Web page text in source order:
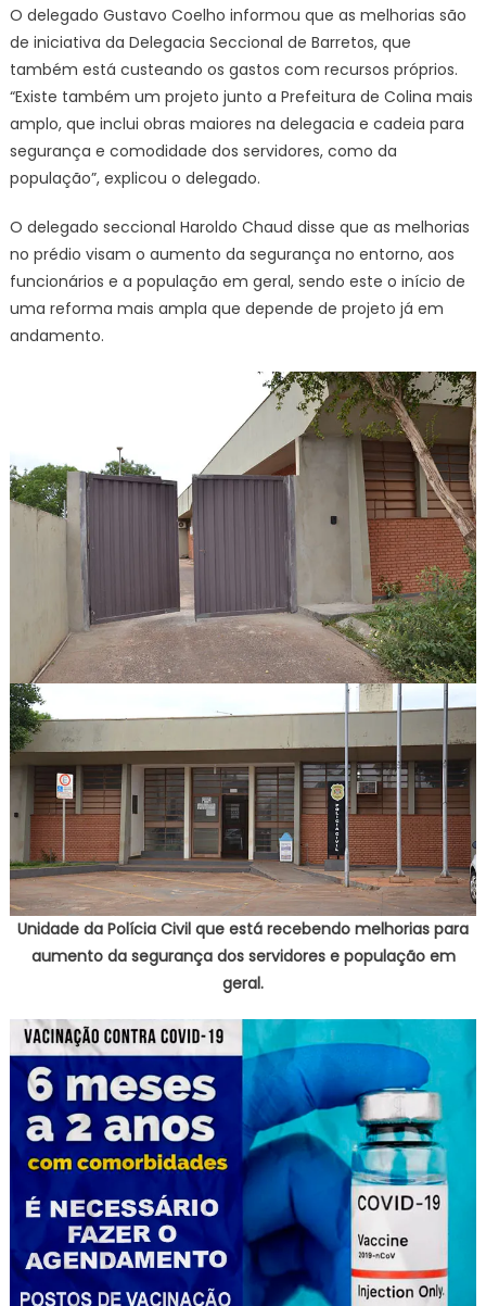
O delegado Gustavo Coelho informou que as melhorias são
de iniciativa da Delegacia Seccional de Barretos, que
também está custeando os gastos com recursos próprios.
“Existe também um projeto junto a Prefeitura de Colina mais
amplo, que inclui obras maiores na delegacia e cadeia para
segurança e comodidade dos servidores, como da
população”, explicou o delegado.
O delegado seccional Haroldo Chaud disse que as melhorias
no prédio visam o aumento da segurança no entorno, aos
funcionários e a população em geral, sendo este o início de
uma reforma mais ampla que depende de projeto já em
andamento.
Unidade da Polícia Civil que está recebendo melhorias para
aumento da segurança dos servidores e população em
geral.